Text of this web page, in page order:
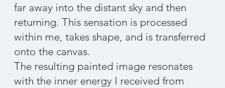
far away into the distant sky and then
returning. This sensation is processed
within me, takes shape, and is transferred
onto the canvas.
The resulting painted image resonates
with the inner energy I received from